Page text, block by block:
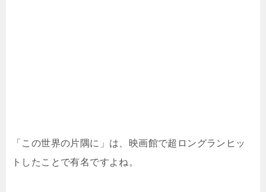
「この世界の片隅に」は、映画館で超ロングランヒッ
トしたことで有名ですよね。